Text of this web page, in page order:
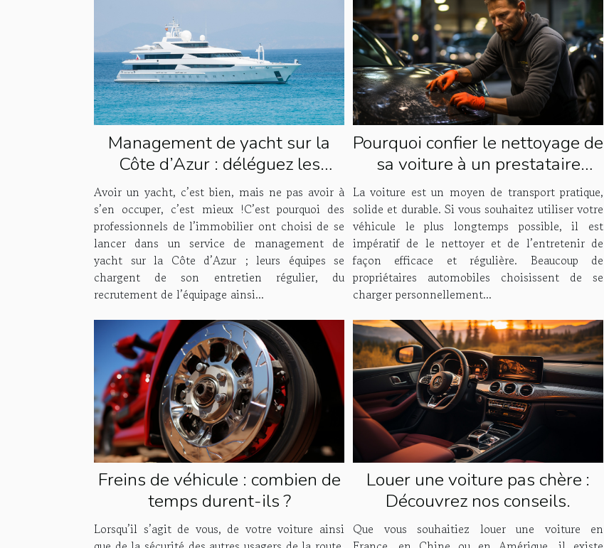
Management de yacht sur la
Côte d’Azur : déléguez les
tâches à Houses & Fleets !
Avoir un yacht, c’est bien, mais ne pas avoir à
s’en occuper, c’est mieux !C’est pourquoi des
professionnels de l’immobilier ont choisi de se
lancer dans un service de management de
yacht sur la Côte d’Azur ; leurs équipes se
chargent de son entretien régulier, du
recrutement de l’équipage ainsi...
Pourquoi confier le nettoyage de
sa voiture à un prestataire
spécialisé ?
La voiture est un moyen de transport pratique,
solide et durable. Si vous souhaitez utiliser votre
véhicule le plus longtemps possible, il est
impératif de le nettoyer et de l’entretenir de
façon efficace et régulière. Beaucoup de
propriétaires automobiles choisissent de se
charger personnellement...
Freins de véhicule : combien de
temps durent-ils ?
Lorsqu’il s’agit de vous, de votre voiture ainsi
Louer une voiture pas chère :
Découvrez nos conseils.
Que vous souhaitiez louer une voiture en